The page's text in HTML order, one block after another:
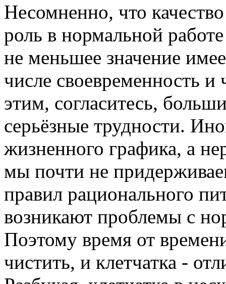
Несомненно, что
роль в нормальной
не меньшее значение
числе своевременность
этим, согласитесь,
серьёзные трудности.
жизненного графика, а
мы почти не
правил рационального
возникают проблемы с
Поэтому время от
чистить, и клетчатка -